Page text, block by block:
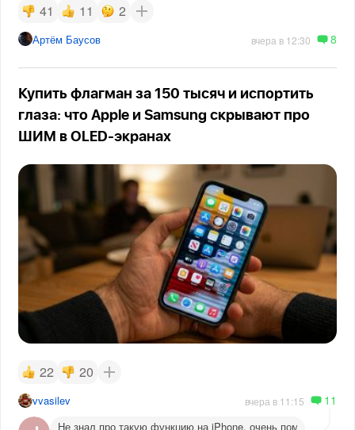
41 11 2
Артём Баусов вчера в 12:30 8
Купить флагман за 150 тысяч и испортить
глаза: что Apple и Samsung скрывают про
ШИМ в OLED-экранах
22 20
vvasilev вчера в 11:15 11
Не знал про такую функцию на iPhone, очень помогает